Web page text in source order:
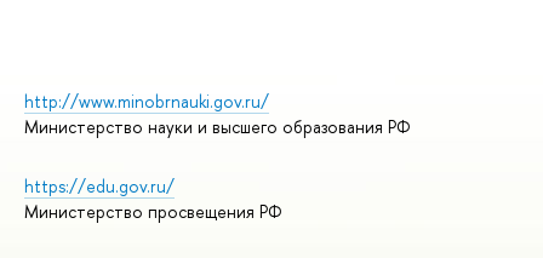
http://www.minobrnauki.gov.ru/
Министерство науки и высшего образования РФ
https://edu.gov.ru/
Министерство просвещения РФ